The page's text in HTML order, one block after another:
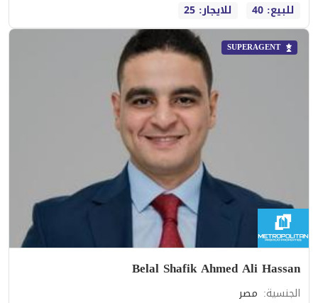
للبيع: 40
للايجار: 25
SUPERAGENT
Belal Shafik Ahmed Ali Hassan
الجنسية: مصر